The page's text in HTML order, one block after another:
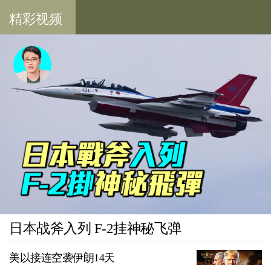
精彩视频
日本战斧入列 F-2挂神秘飞弹
美以接连空袭伊朗14天